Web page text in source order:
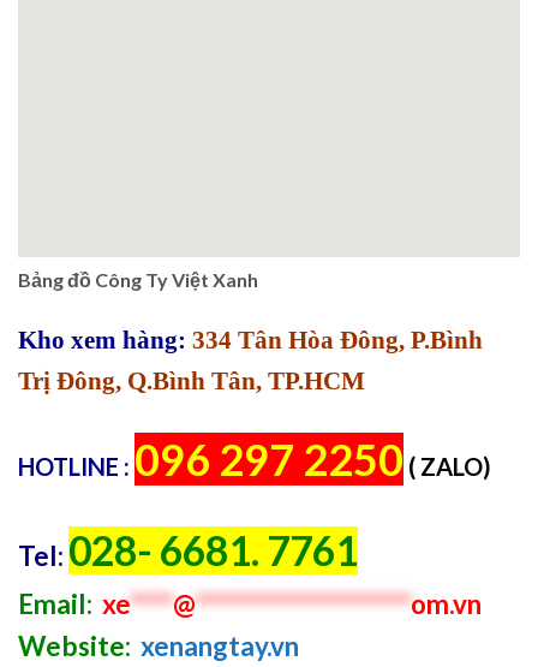
Bảng đồ Công Ty Việt Xanh
Kho xem hàng: 334 Tân Hòa Đông, P.Bình
Trị Đông, Q.Bình Tân, TP.HCM
HOTLINE : 096 297 2250 ( ZALO)
Tel: 028- 6681. 7761
Email: xe****@********************om.vn
Website: xenangtay.vn